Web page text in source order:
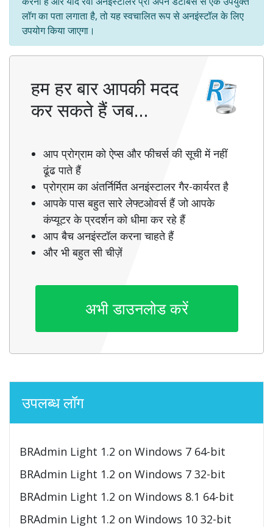
लॉग का पता लगाता है, तो यह स्वचालित रूप से अनइंस्टॉल के लिए
उपयोग किया जाएगा।
हम हर बार आपकी मदद
कर सकते हैं जब…
आप प्रोग्राम को ऐप्स और फीचर्स की सूची में नहीं
ढूंढ पाते हैं
प्रोग्राम का अंतर्निर्मित अनइंस्टालर गैर-कार्यरत है
आपके पास बहुत सारे लेफ्टओवर्स हैं जो आपके
कंप्यूटर के प्रदर्शन को धीमा कर रहे हैं
आप बैच अनइंस्टॉल करना चाहते हैं
और भी बहुत सी चीज़ें
अभी डाउनलोड करें
उपलब्ध लॉग
BRAdmin Light 1.2 on Windows 7 64-bit
BRAdmin Light 1.2 on Windows 7 32-bit
BRAdmin Light 1.2 on Windows 8.1 64-bit
BRAdmin Light 1.2 on Windows 10 32-bit